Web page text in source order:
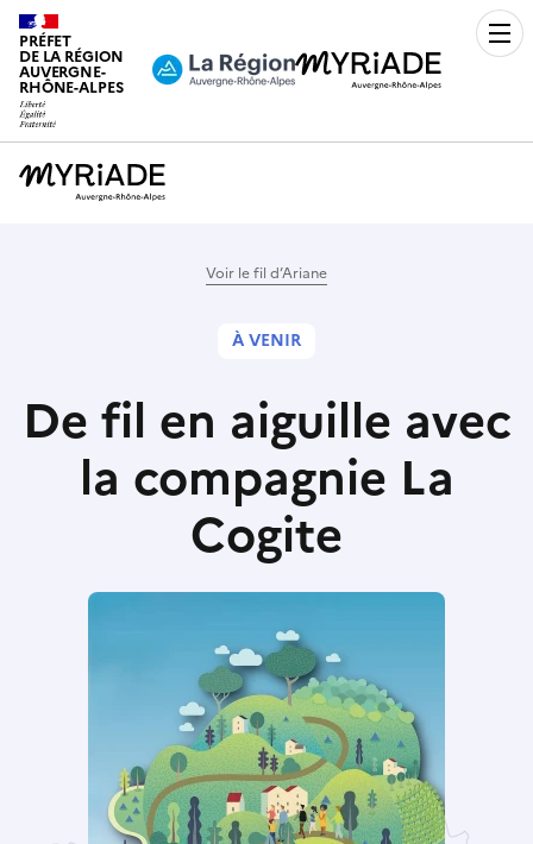
PRÉFET
DE LA RÉGION
AUVERGNE-
RHÔNE-ALPES
Voir le fil d’Ariane
À VENIR
De fil en aiguille avec
la compagnie La
Cogite